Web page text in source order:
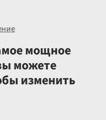
мощное
можете
изменить